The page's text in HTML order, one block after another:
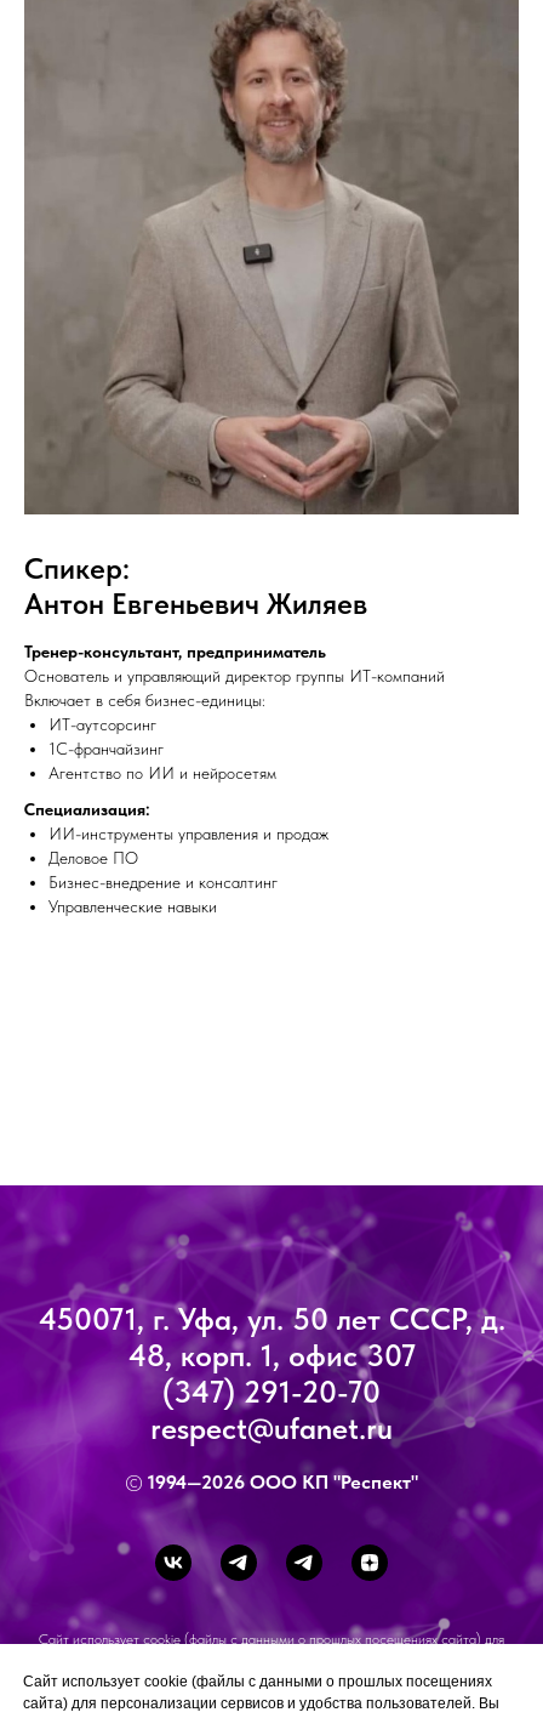
Спикер:
Антон Евгеньевич Жиляев
Тренер-консультант, предприниматель
Основатель и управляющий директор группы ИТ-компаний
Включает в себя бизнес-единицы:
ИТ-аутсорсинг
1С-франчайзинг
Агентство по ИИ и нейросетям
Специализация:
ИИ-инструменты управления и продаж
Деловое ПО
Бизнес-внедрение и консалтинг
Управленческие навыки
450071, г. Уфа, ул. 50 лет СССР, д.
48, корп. 1, офис 307
(347) 291-20-70
respect@ufanet.ru
© 1994—2026 ООО КП "Респект"
Сайт использует cookie (файлы с данными о прошлых посещениях сайта) для
Вы можетеознакомиться с условиями и принципами их обработки. Вы можете
запретить сохранение cookie в настройках своего браузера
Сайт использует cookie (файлы с данными о прошлых посещениях
сайта) для персонализации сервисов и удобства пользователей. Вы